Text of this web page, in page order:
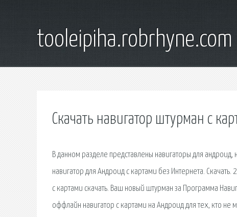
tooleipiha.robrhyne.com
Скачать навигатор штурман с
В данном разделе представлены навигаторы для
навигатор для Андроид с картами без Интернета.
с картами скачать. Ваш новый штурман за Программа
оффлайн навигатор с картами на Андроид для тех, кто не